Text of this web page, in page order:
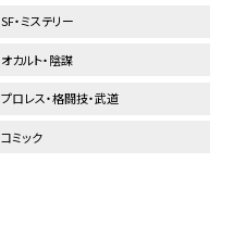
SF・ミステリー
オカルト・陰謀
プロレス・格闘技・武道
コミック